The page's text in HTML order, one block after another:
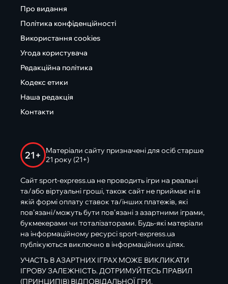
Про видання
Політика конфіденційності
Використання cookies
Угода користувача
Редакційна політика
Кодекс етики
Наша редакція
Контакти
21+
Матеріали сайту призначені для осіб старше
21 року (21+)
Сайт sport-express.ua не проводить ігри на реальні
та/або віртуальні гроші, також сайт не приймає ні в
якій формі оплату ставок та/інших платежів, які
пов’язані/можуть бути пов’язані з азартними іграми,
букмекерами чи тоталізаторами. Будь-які матеріали
на інформаційному ресурсі sport-express.ua
публікуються виключно в інформаційних цілях.
УЧАСТЬ В АЗАРТНИХ ІГРАХ МОЖЕ ВИКЛИКАТИ
ІГРОВУ ЗАЛЕЖНІСТЬ. ДОТРИМУЙТЕСЬ ПРАВИЛ
(ПРИНЦИПІВ) ВІДПОВІДАЛЬНОЇ ГРИ.